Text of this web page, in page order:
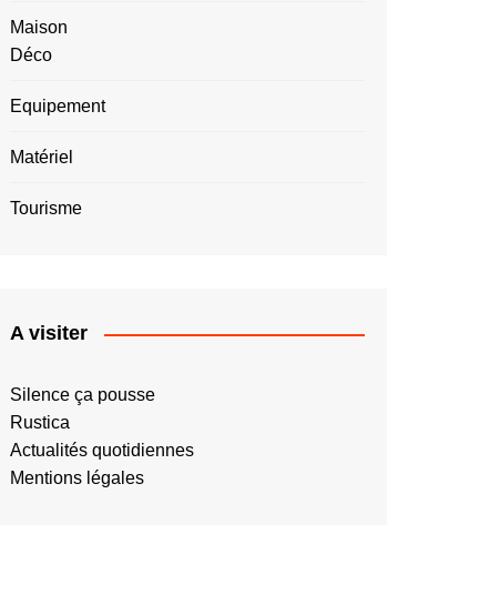
Maison
Déco
Equipement
Matériel
Tourisme
A visiter
Silence ça pousse
Rustica
Actualités quotidiennes
Mentions légales